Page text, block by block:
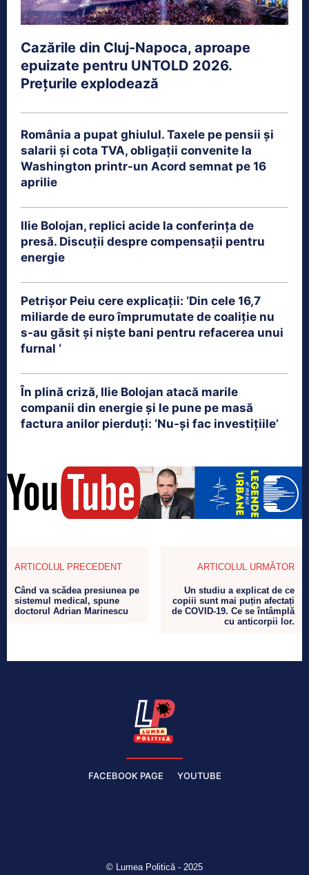
Cazările din Cluj-Napoca, aproape
epuizate pentru UNTOLD 2026.
Prețurile explodează
România a pupat ghiulul. Taxele pe pensii și
salarii și cota TVA, obligații convenite la
Washington printr-un Acord semnat pe 16
aprilie
Ilie Bolojan, replici acide la conferința de
presă. Discuții despre compensații pentru
energie
Petrişor Peiu cere explicații: ‘Din cele 16,7
miliarde de euro împrumutate de coaliţie nu
s-au găsit şi nişte bani pentru refacerea unui
furnal ‘
În plină criză, Ilie Bolojan atacă marile
companii din energie și le pune pe masă
factura anilor pierduți: ‘Nu-și fac investițiile’
ARTICOLUL PRECEDENT
Când va scădea presiunea pe
sistemul medical, spune
doctorul Adrian Marinescu
ARTICOLUL URMĂTOR
Un studiu a explicat de ce
copiii sunt mai puțin afectați
de COVID-19. Ce se întâmplă
cu anticorpii lor.
FACEBOOK PAGE YOUTUBE
© Lumea Politică - 2025